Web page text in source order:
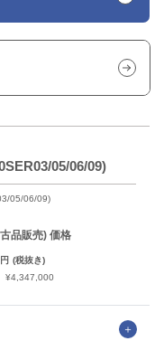
05/06/09)
05/06/09)
品販売) 価格
円 (税抜き)
¥4,347,000